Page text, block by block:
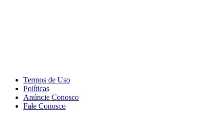
Termos de Uso
Políticas
Anúncie Conosco
Fale Conosco